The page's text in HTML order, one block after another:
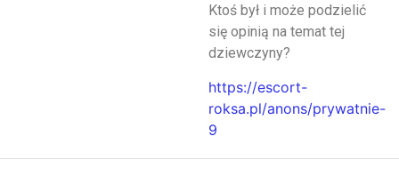
Ktoś był i może podzielić
się opinią na temat tej
dziewczyny?
https://escort-
roksa.pl/anons/prywatnie-
9